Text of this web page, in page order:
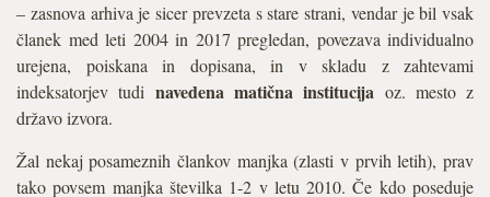
– zasnova arhiva je sicer prevzeta s stare strani, vendar je bil vsak
članek med leti 2004 in 2017 pregledan, povezava individualno
urejena, poiskana in dopisana, in v skladu z zahtevami
indeksatorjev tudi navedena matična institucija oz. mesto z
državo izvora.
Žal nekaj posameznih člankov manjka (zlasti v prvih letih), prav
tako povsem manjka številka 1-2 v letu 2010. Če kdo poseduje